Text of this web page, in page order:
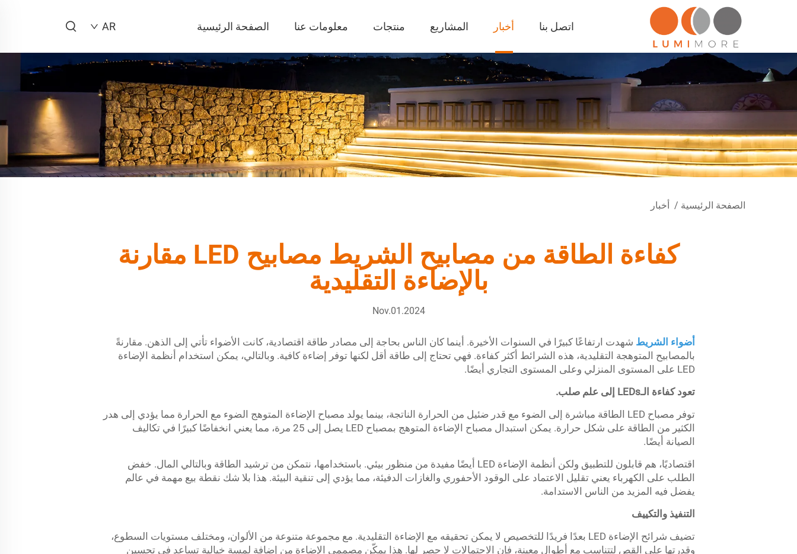
الصفحة الرئيسية معلومات عنا منتجات المشاريع أخبار اتصل بنا AR
الصفحة الرئيسية / أخبار
كفاءة الطاقة من مصابيح الشريط مصابيح LED مقارنة
بالإضاءة التقليدية
Nov.01.2024
أضواء الشريط شهدت ارتفاعًا كبيرًا في السنوات الأخيرة. أينما كان الناس بحاجة إلى مصادر طاقة اقتصادية، كانت الأضواء تأتي إلى الذهن. مقارنةً
بالمصابيح المتوهجة التقليدية، هذه الشرائط أكثر كفاءة. فهي تحتاج إلى طاقة أقل لكنها توفر إضاءة كافية. وبالتالي، يمكن استخدام أنظمة الإضاءة
LED على المستوى المنزلي وعلى المستوى التجاري أيضًا.
تعود كفاءة الـLEDs إلى علم صلب.
توفر مصباح LED الطاقة مباشرة إلى الضوء مع قدر ضئيل من الحرارة الناتجة، بينما يولد مصباح الإضاءة المتوهج الضوء مع الحرارة مما يؤدي إلى هدر
الكثير من الطاقة على شكل حرارة. يمكن استبدال مصباح الإضاءة المتوهج بمصباح LED يصل إلى 25 مرة، مما يعني انخفاضًا كبيرًا في تكاليف
الصيانة أيضًا.
اقتصاديًا، هم قابلون للتطبيق ولكن أنظمة الإضاءة LED أيضًا مفيدة من منظور بيئي. باستخدامها، نتمكن من ترشيد الطاقة وبالتالي المال. خفض
الطلب على الكهرباء يعني تقليل الاعتماد على الوقود الأحفوري والغازات الدفيئة، مما يؤدي إلى تنقية البيئة. هذا بلا شك نقطة بيع مهمة في عالم
يفضل فيه المزيد من الناس الاستدامة.
التنفيذ والتكييف
تضيف شرائح الإضاءة LED بعدًا فريدًا للتخصيص لا يمكن تحقيقه مع الإضاءة التقليدية. مع مجموعة متنوعة من الألوان، ومختلف مستويات السطوع،
وقدرتها على القص لتتناسب مع أطوال معينة، فإن الاحتمالات لا حصر لها. هذا يمكّن مصممي الإضاءة من إضافة لمسة خيالية تساعد في تحسين